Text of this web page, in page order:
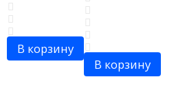
В корзину
В корзину